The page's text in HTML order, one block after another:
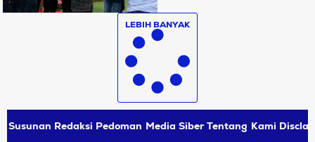
LEBIH BANYAK
Susunan Redaksi Pedoman Media Siber Tentang Kami